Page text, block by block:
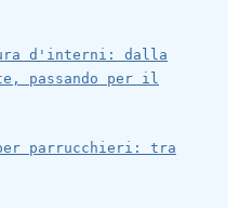
d'interni: dalla
passando per il
parrucchieri: tra